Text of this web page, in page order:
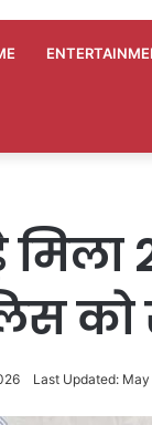
को
Last Updated: